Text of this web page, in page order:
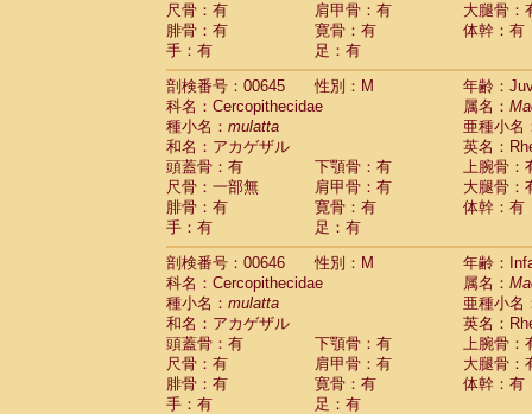
尺骨：有
肩甲骨：有
大腿骨：
腓骨：有
寛骨：有
体幹：有
手：有
足：有
剖検番号：00645
性別：M
年齢：
科名：Cercopithecidae
属名：
種小名： mulatta
亜種小名
和名：アカゲザル
英名：
頭蓋骨：有
下顎骨：有
上腕骨：
尺骨：一部無
肩甲骨：有
大腿骨：
腓骨：有
寛骨：有
体幹：有
手：有
足：有
剖検番号：00646
性別：M
年齢：
科名：Cercopithecidae
属名：
種小名： mulatta
亜種小名
和名：アカゲザル
英名：
頭蓋骨：有
下顎骨：有
上腕骨：
尺骨：有
肩甲骨：有
大腿骨：
腓骨：有
寛骨：有
体幹：有
手：有
足：有